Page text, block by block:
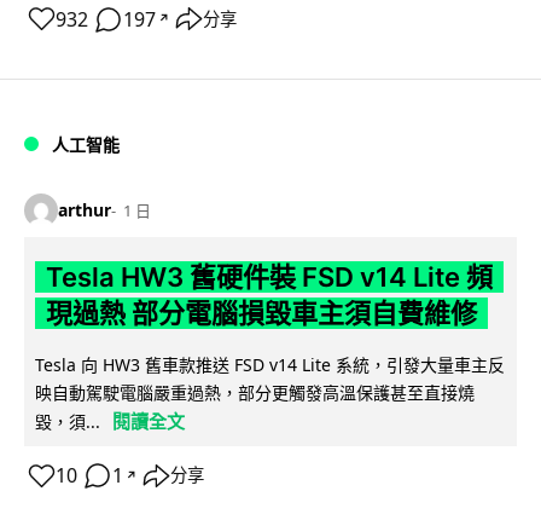
932 197 ↗ 分享
人工智能
arthur 1 日
Tesla HW3 舊硬件裝 FSD v14 Lite 頻
現過熱 部分電腦損毀車主須自費維修
Tesla 向 HW3 舊車款推送 FSD v14 Lite 系統，引發大量車主反
映自動駕駛電腦嚴重過熱，部分更觸發高溫保護甚至直接燒
毀，須...
閱讀全文
10 1 ↗ 分享